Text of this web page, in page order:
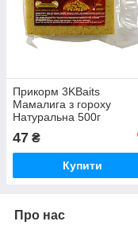
Прикорм 3KBaits
Мамалига з гороху
Натуральна 500г
47 ₴
Купити
Про нас